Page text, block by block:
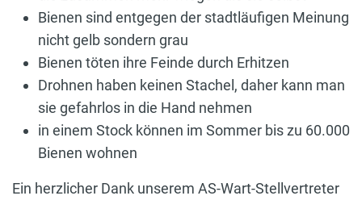
Bienen sind entgegen der stadtläufigen Meinung
nicht gelb sondern grau
Bienen töten ihre Feinde durch Erhitzen
Drohnen haben keinen Stachel, daher kann man
sie gefahrlos in die Hand nehmen
in einem Stock können im Sommer bis zu 60.000
Bienen wohnen
Ein herzlicher Dank unserem AS-Wart-Stellvertreter